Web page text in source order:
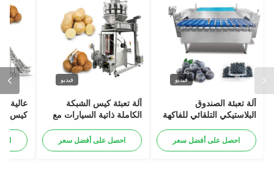
فيديو
آلة تعبئة الصندوق
البلاستيكي التلقائي للفاكهة
احصل على أفضل سعر
فيديو
آلة تعبئة كيس الشبكة
الكاملة ذاتية السيارات مع
الثوم البرتقالي الخضروات
احصل على أفضل سعر
عالية
كيس
البصل
كيس